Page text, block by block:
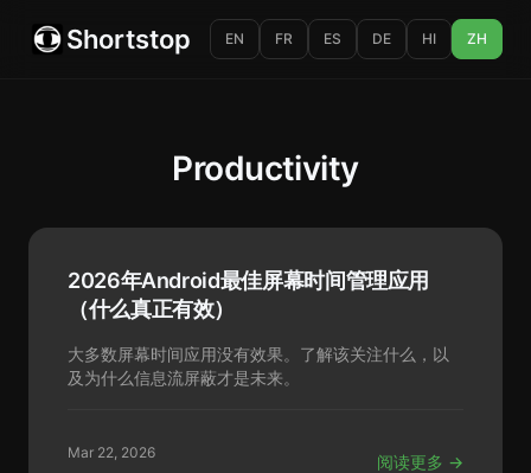
Shortstop EN FR ES DE HI ZH
Productivity
2026年Android最佳屏幕时间管理应用
（什么真正有效）
大多数屏幕时间应用没有效果。了解该关注什么，以
及为什么信息流屏蔽才是未来。
Mar 22, 2026 阅读更多 →